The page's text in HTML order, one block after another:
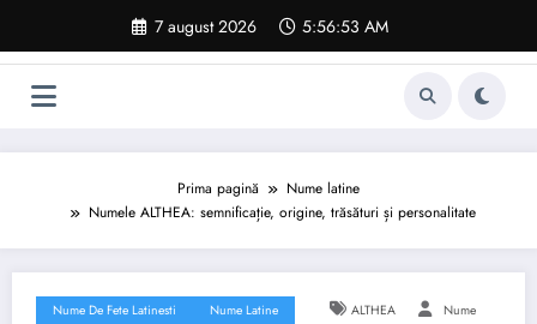
conținut
7 august 2026 5:56:54 AM
Prima pagină
Nume latine
Numele ALTHEA: semnificație, origine, trăsături și personalitate
Nume De Fete Latinesti Nume Latine ALTHEA Nume